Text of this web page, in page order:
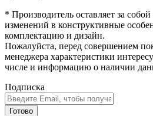
* Производитель оставляет за
изменений в конструктивные
комплектацию и дизайн.
Пожалуйста, перед совершением
менеджера характеристики
числе и информацию о наличии
Подписка
Готово